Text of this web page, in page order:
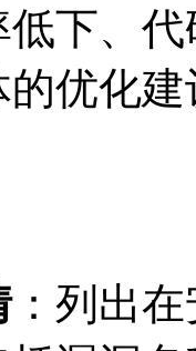
下、
优化
：列出